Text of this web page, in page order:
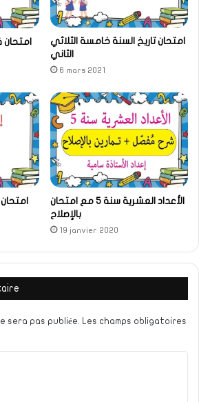
امتحان تاريخ السنة خامسة الثلاثي
الثاني
6 mars 2021
الأعداد العشرية سنة 5 مع امتحان
بالإصلاح
19 janvier 2020
sera pas publiée. Les champs obligatoires